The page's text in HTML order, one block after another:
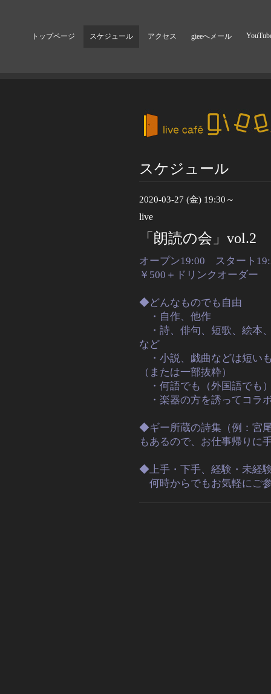
トップページ スケジュール アクセス gieeへメール
スケジュール
2020-03-27 (金) 19:30～
live
「朗読の会」vol.2
オープン19:00 スタート
￥500＋ドリンクオーダー
◆どんなものでも自由
・自作、他作
・詩、俳句、短歌、絵本
など
・小説、戯曲などは短い
（または一部抜粋）
・何語でも（外国語でも
・楽器の方を誘ってコラ
◆ギー所蔵の詩集（例：宮
もあるので、お仕事帰りに
◆上手・下手、経験・未経
何時からでもお気軽にご